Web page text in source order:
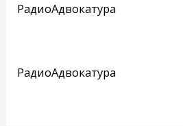
РадиоАдвокатура
РадиоАдвокатура